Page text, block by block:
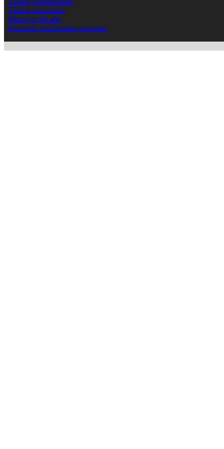
Títulos nacionales
Manager del año
Previsión coeficientes europeos